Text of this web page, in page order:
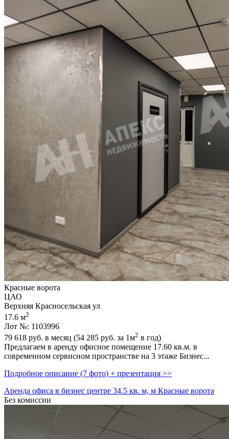
Красные ворота
ЦАО
Верхняя Красносельская ул
17.6 м2
Лот №: 1103996
79 618 руб. в месяц (54 285 руб. за 1м2 в год)
Предлагаем в аренду офисное помещение 17.60 кв.м. в
современном сервисном пространстве на 3 этаже Бизнес...
Подробное описание (7 фото) + презентация >>
Аренда офиса в бизнес центре 34.5 кв. м, м Красные ворота
Без комиссии